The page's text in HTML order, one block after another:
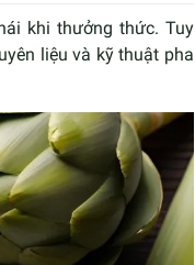
khi thưởng thức. Tuy
liệu và kỹ thuật pha